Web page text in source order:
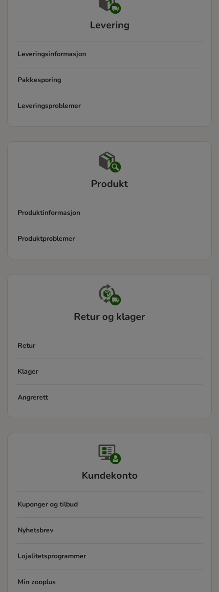
Levering
Leveringsinformasjon
Pakkesporing
Leveringsproblemer
Produkt
Produktinformasjon
Produktproblemer
Retur og klager
Retur
Klager
Angrerett
Kundekonto
Kuponger og tilbud
Nyhetsbrev
Lojalitetsprogrammer
Min zooplus